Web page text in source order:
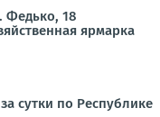
Федько, 18
ярмарка
сутки по Республике